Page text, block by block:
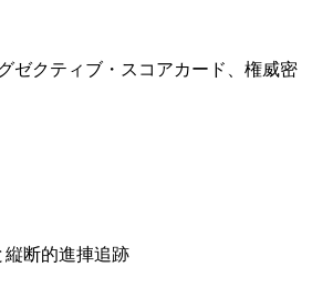
ゼクティブ・スコアカード、権威密
断的進捙追跡